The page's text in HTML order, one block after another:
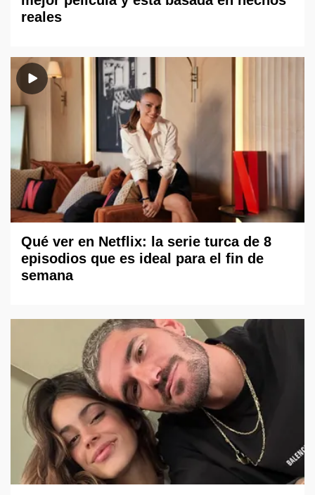
reales
Qué ver en Netflix: la serie turca de 8
episodios que es ideal para el fin de
semana